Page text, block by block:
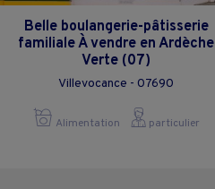
Belle boulangerie-pâtisserie
familiale À vendre en Ardèche
Verte (07)
Villevocance - 07690
Alimentation particulier